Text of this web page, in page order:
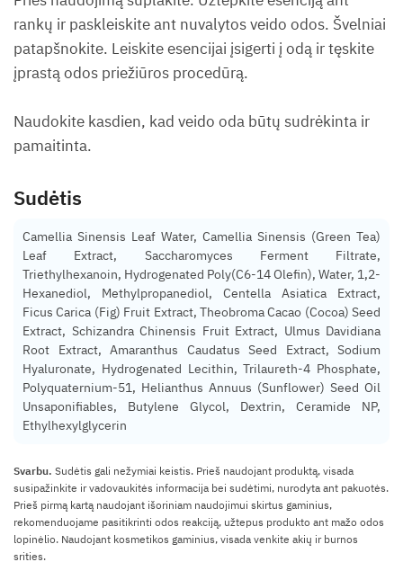
rankų ir paskleiskite ant nuvalytos veido odos. Švelniai
patapšnokite. Leiskite esencijai įsigerti į odą ir tęskite
įprastą odos priežiūros procedūrą.
Naudokite kasdien, kad veido oda būtų sudrėkinta ir
pamaitinta.
Sudėtis
Camellia Sinensis Leaf Water, Camellia Sinensis (Green Tea)
Leaf Extract, Saccharomyces Ferment Filtrate,
Triethylhexanoin, Hydrogenated Poly(C6-14 Olefin), Water, 1,2-
Hexanediol, Methylpropanediol, Centella Asiatica Extract,
Ficus Carica (Fig) Fruit Extract, Theobroma Cacao (Cocoa) Seed
Extract, Schizandra Chinensis Fruit Extract, Ulmus Davidiana
Root Extract, Amaranthus Caudatus Seed Extract, Sodium
Hyaluronate, Hydrogenated Lecithin, Trilaureth-4 Phosphate,
Polyquaternium-51, Helianthus Annuus (Sunflower) Seed Oil
Unsaponifiables, Butylene Glycol, Dextrin, Ceramide NP,
Ethylhexylglycerin
Svarbu. Sudėtis gali nežymiai keistis. Prieš naudojant produktą, visada
susipažinkite ir vadovaukitės informacija bei sudėtimi, nurodyta ant pakuotės.
Prieš pirmą kartą naudojant išoriniam naudojimui skirtus gaminius,
rekomenduojame pasitikrinti odos reakciją, užtepus produkto ant mažo odos
lopinėlio. Naudojant kosmetikos gaminius, visada venkite akių ir burnos
srities.